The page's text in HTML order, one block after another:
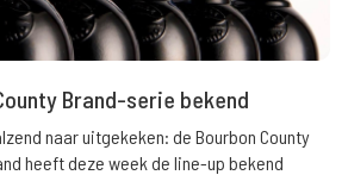
Brand-serie bekend
naar uitgekeken: de Bourbon County
heeft deze week de line-up bekend